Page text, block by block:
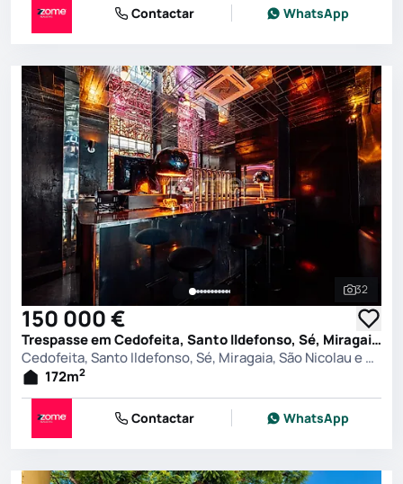
Contactar WhatsApp
Ver
32
150 000 €
Trespasse em Cedofeita, Santo Ildefonso, Sé, Miragaia, São Nicolau e Vitória, Porto
Cedofeita, Santo Ildefonso, Sé, Miragaia, São Nicolau e Vitória, Porto
172m2
Contactar WhatsApp